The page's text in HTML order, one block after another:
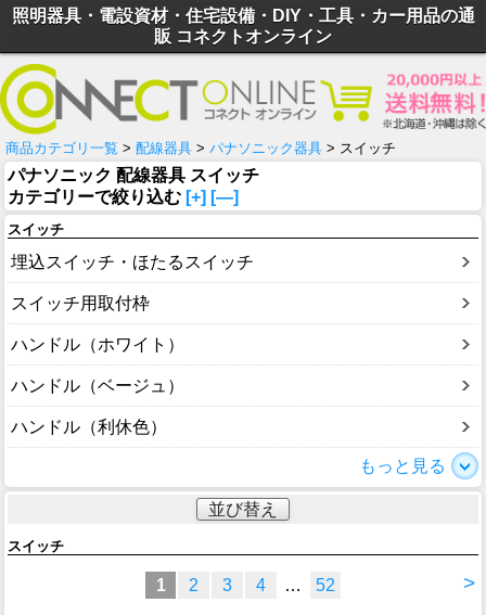
照明器具・電設資材・住宅設備・DIY・工具・カー用品の通
販 コネクトオンライン
商品カテゴリ一覧 > 配線器具 > パナソニック器具 > スイッチ
パナソニック 配線器具 スイッチ
カテゴリーで絞り込む [+] [—]
スイッチ
埋込スイッチ・ほたるスイッチ
スイッチ用取付枠
ハンドル（ホワイト）
ハンドル（ベージュ）
ハンドル（利休色）
もっと見る
並び替え
スイッチ
>
1 2 3 4 … 52